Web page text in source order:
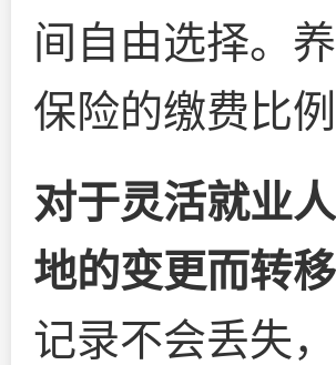
间自由选择。
保险的缴费比
对于灵活就业
地的变更而转移
记录不会丢失